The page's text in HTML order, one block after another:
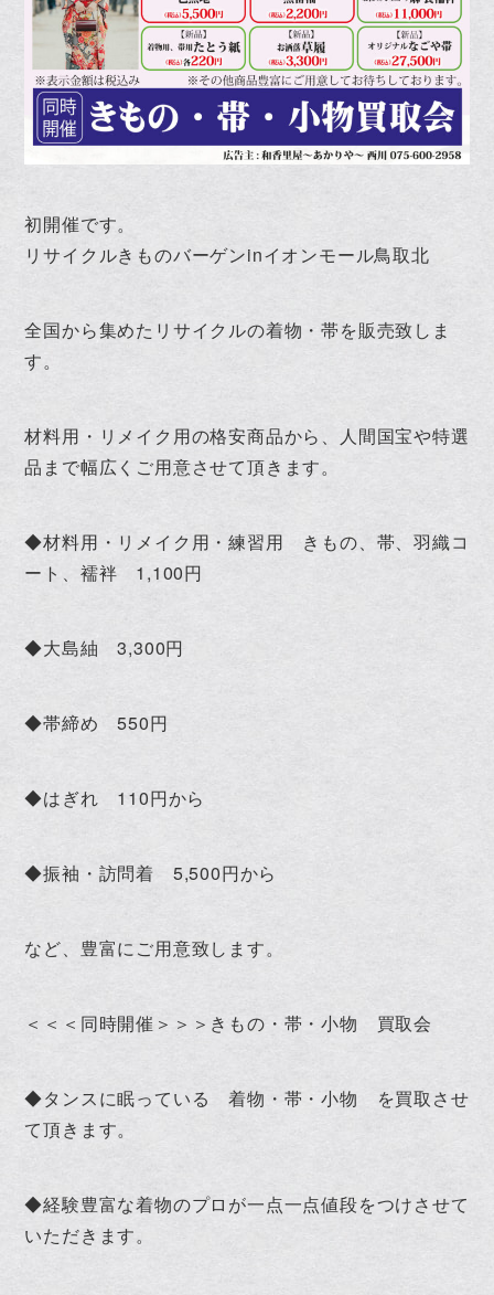
初開催です。
リサイクルきものバーゲンinイオンモール鳥取北
全国から集めたリサイクルの着物・帯を販売致しま
す。
材料用・リメイク用の格安商品から、人間国宝や特選
品まで幅広くご用意させて頂きます。
◆材料用・リメイク用・練習用 きもの、帯、羽織コ
ート、襦袢 1,100円
◆大島紬 3,300円
◆帯締め 550円
◆はぎれ 110円から
◆振袖・訪問着 5,500円から
など、豊富にご用意致します。
＜＜＜同時開催＞＞＞きもの・帯・小物 買取会
◆タンスに眠っている 着物・帯・小物 を買取させ
て頂きます。
◆経験豊富な着物のプロが一点一点値段をつけさせて
いただきます。